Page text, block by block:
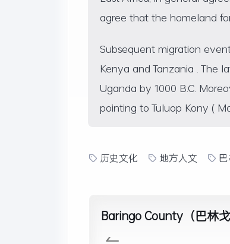
agree that the homeland
Subsequent migration
Kenya and Tanzania . The
Uganda by 1000 B.C.
pointing to Tuluop Kony (
历史文化 地方人文
Baringo County（巴林